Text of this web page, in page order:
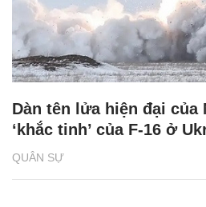
QUÂN SỰ
Dàn tên lửa hiện đại của
‘khắc tinh’ của F-16 ở